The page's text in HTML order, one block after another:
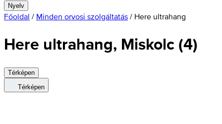
Nyelv
Főoldal / Minden orvosi szolgáltatás / Here ultrahang
Here ultrahang, Miskolc (4)
Térképen
Térképen